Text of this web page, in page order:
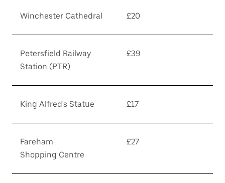
Winchester Cathedral £20
Petersfield Railway
Station (PTR)
£39
King Alfred's Statue £17
Fareham
Shopping Centre
£27